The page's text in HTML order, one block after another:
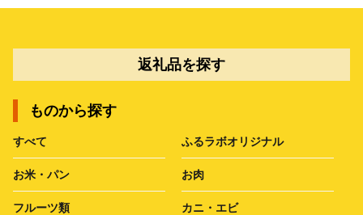
返礼品を探す
ものから探す
すべて ふるラボオリジナル
お米・パン お肉
フルーツ類 カニ・エビ